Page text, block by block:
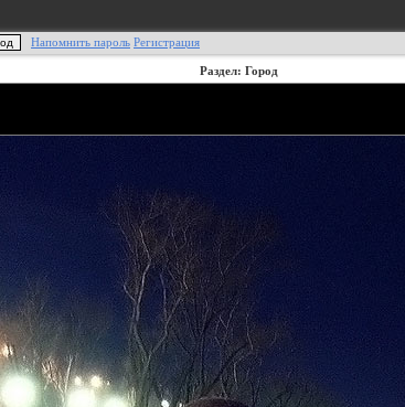
Напомнить пароль Регистрация
Раздел: Город